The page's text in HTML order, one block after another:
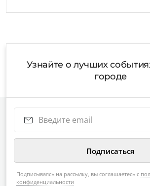
Узнайте о лучших
городе
Подписываясь на рассылку, вы соглашаетесь с
конфиденциальности